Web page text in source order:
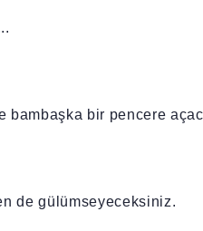
bambaşka bir pencere
de gülümseyeceksiniz.